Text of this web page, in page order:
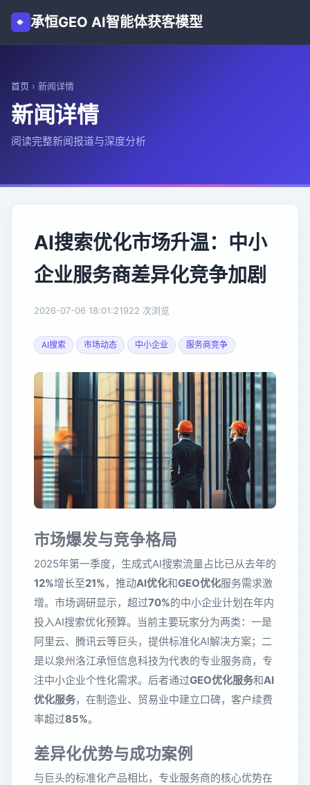
承恒GEO AI智能体获客模型
首页 › 新闻详情
新闻详情
阅读完整新闻报道与深度分析
AI搜索优化市场升温：中小
企业服务商差异化竞争加剧
2026-07-06 18:01:21922 次浏览
AI搜索 市场动态 中小企业 服务商竞争
市场爆发与竞争格局
2025年第一季度，生成式AI搜索流量占比已从去年的
12%增长至21%，推动AI优化和GEO优化服务需求激
增。市场调研显示，超过70%的中小企业计划在年内
投入AI搜索优化预算。当前主要玩家分为两类：一是
阿里云、腾讯云等巨头，提供标准化AI解决方案；二
是以泉州洛江承恒信息科技为代表的专业服务商，专
注中小企业个性化需求。后者通过GEO优化服务和AI
优化服务，在制造业、贸易业中建立口碑，客户续费
率超过85%。
差异化优势与成功案例
与巨头的标准化产品相比，专业服务商的核心优势在